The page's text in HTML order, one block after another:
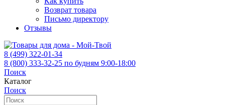
Возврат товара
Письмо директору
Отзывы
8 (499) 322-01-34
8 (800) 333-32-25 по будням 9:00-18:00
Поиск
Каталог
Поиск